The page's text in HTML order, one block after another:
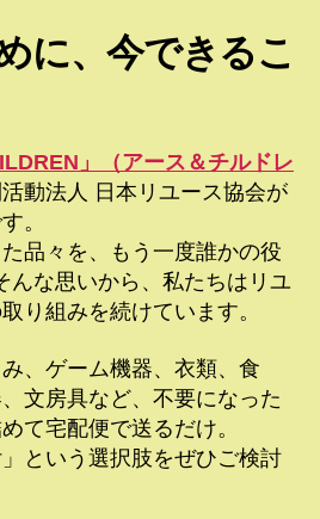
に、今できるこ
」（アース＆チルドレ
動法人 日本リユース協会が
。
品々を、もう一度誰かの役
な思いから、私たちはリユ
り組みを続けています。
、ゲーム機器、衣類、食
文房具など、不要になった
て宅配便で送るだけ。
という選択肢をぜひご検討